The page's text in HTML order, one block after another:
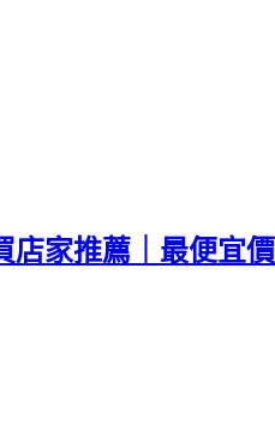
店家推薦｜最便宜